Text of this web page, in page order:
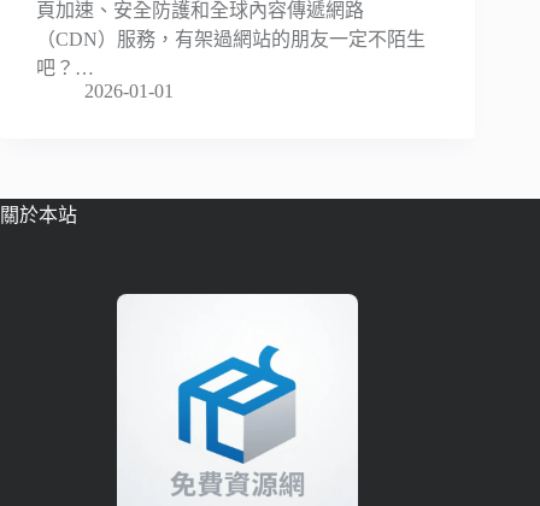
頁加速、安全防護和全球內容傳遞網路
（CDN）服務，有架過網站的朋友一定不陌生
吧？…
2026-01-01
關於本站